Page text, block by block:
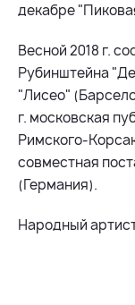
декабре
Весной 2018 г.
Рубинштейна
"Лисео"
г. московская
Римского-
совместная
(Германия).
Народный